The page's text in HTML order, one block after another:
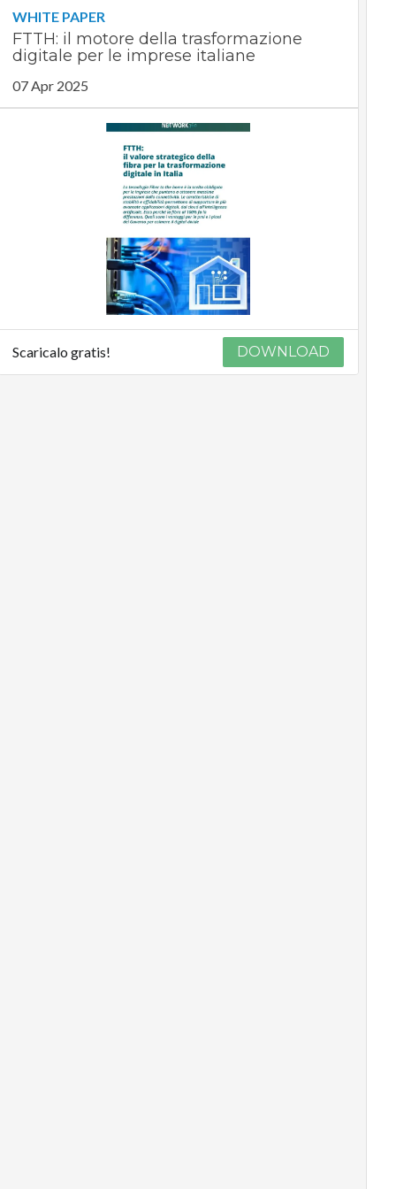
WHITE PAPER
FTTH: il motore della trasformazione
digitale per le imprese italiane
07 Apr 2025
Scaricalo gratis! DOWNLOAD